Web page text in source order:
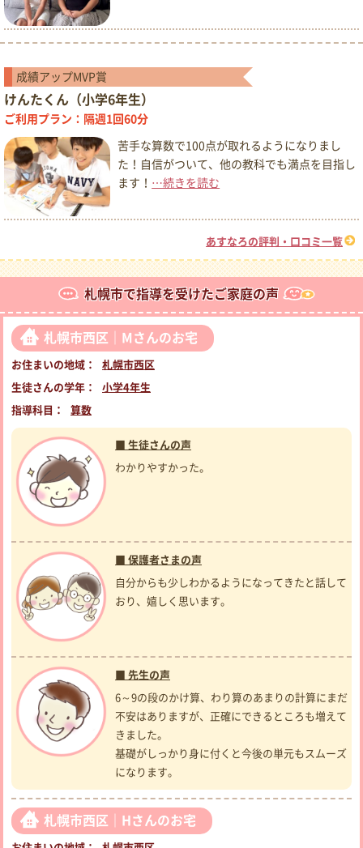
成績アップMVP賞
けんたくん（小学6年生）
ご利用プラン：隔週1回60分
苦手な算数で100点が取れるようになりまし
た！自信がついて、他の教科でも満点を目指し
ます！ …続きを読む
あすなろの評判・口コミ一覧
札幌市で指導を受けたご家庭の声
札幌市西区｜Mさんのお宅
お住まいの地域： 札幌市西区
生徒さんの学年： 小学4年生
指導科目： 算数
■ 生徒さんの声
わかりやすかった。
■ 保護者さまの声
自分からも少しわかるようになってきたと話して
おり、嬉しく思います。
■ 先生の声
6～9の段のかけ算、わり算のあまりの計算にまだ
不安はありますが、正確にできるところも増えて
きました。
基礎がしっかり身に付くと今後の単元もスムーズ
になります。
札幌市西区｜Hさんのお宅